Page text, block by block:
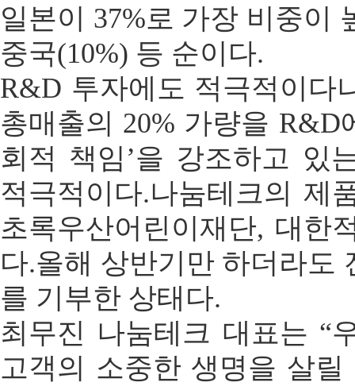
일본이 37%로 가장 비중이
중국(10%) 등 순이다.
R&D 투자에도 적극적이다
총매출의 20% 가량을 R&D
회적 책임’을 강조하고 있
적극적이다.나눔테크의 제
초록우산어린이재단, 대한
다.올해 상반기만 하더라도
를 기부한 상태다.
최무진 나눔테크 대표는 “
고객의 소중한 생명을 살